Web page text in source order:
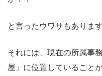
と言ったウワサもあります
それには、現在の所属事
屋」に位置していること